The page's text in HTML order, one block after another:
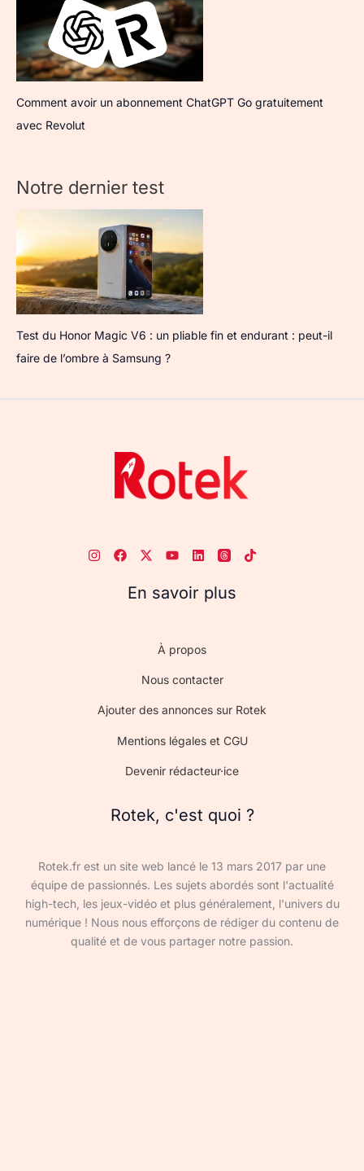
Comment avoir un abonnement ChatGPT Go gratuitement
avec Revolut
Notre dernier test
Test du Honor Magic V6 : un pliable fin et endurant : peut-il
faire de l’ombre à Samsung ?
En savoir plus
À propos
Nous contacter
Ajouter des annonces sur Rotek
Mentions légales et CGU
Devenir rédacteur·ice
Rotek, c'est quoi ?
Rotek.fr est un site web lancé le 13 mars 2017 par une
équipe de passionnés. Les sujets abordés sont l'actualité
high-tech, les jeux-vidéo et plus généralement, l'univers du
numérique ! Nous nous efforçons de rédiger du contenu de
qualité et de vous partager notre passion.